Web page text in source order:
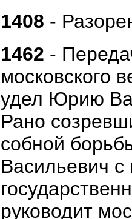
1408 -
1462 -
московского
удел Юрию
Рано
собной
Васильевич
руководит